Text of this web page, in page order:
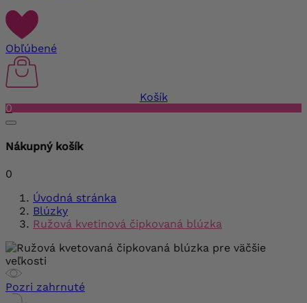
Obľúbené
Košík
0
Nákupný košík
0
Úvodná stránka
Blúzky
Ružová kvetinová čipkovaná blúzka
Pozri zahrnuté